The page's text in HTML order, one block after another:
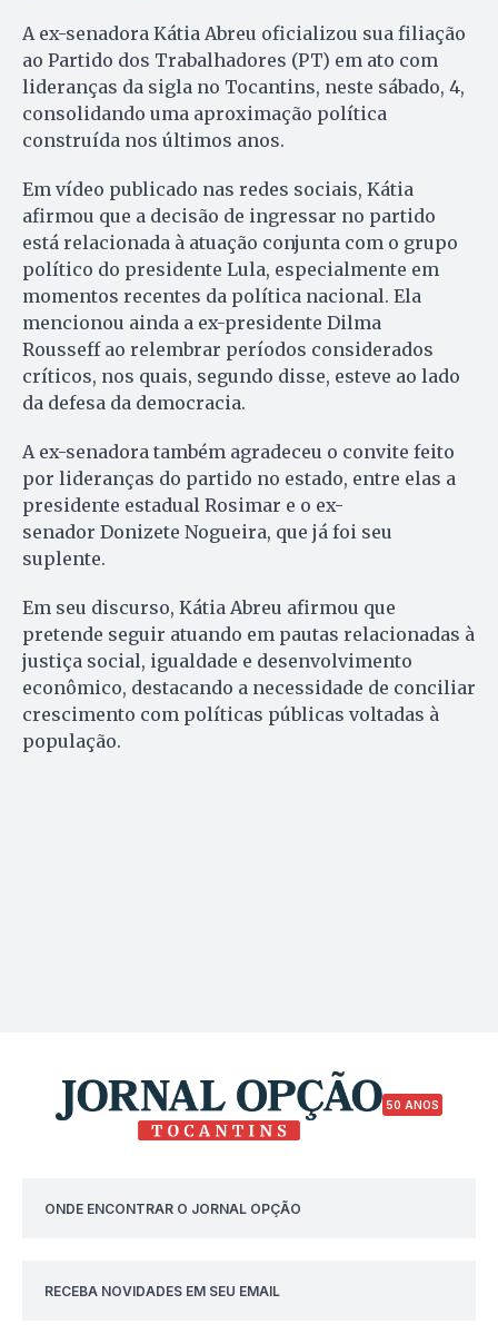
A ex-senadora Kátia Abreu oficializou sua filiação
ao Partido dos Trabalhadores (PT) em ato com
lideranças da sigla no Tocantins, neste sábado, 4,
consolidando uma aproximação política
construída nos últimos anos.
Em vídeo publicado nas redes sociais, Kátia
afirmou que a decisão de ingressar no partido
está relacionada à atuação conjunta com o grupo
político do presidente Lula, especialmente em
momentos recentes da política nacional. Ela
mencionou ainda a ex-presidente Dilma
Rousseff ao relembrar períodos considerados
críticos, nos quais, segundo disse, esteve ao lado
da defesa da democracia.
A ex-senadora também agradeceu o convite feito
por lideranças do partido no estado, entre elas a
presidente estadual Rosimar e o ex-
senador Donizete Nogueira, que já foi seu
suplente.
Em seu discurso, Kátia Abreu afirmou que
pretende seguir atuando em pautas relacionadas à
justiça social, igualdade e desenvolvimento
econômico, destacando a necessidade de conciliar
crescimento com políticas públicas voltadas à
população.
50 ANOS
ONDE ENCONTRAR O JORNAL OPÇÃO
RECEBA NOVIDADES EM SEU EMAIL